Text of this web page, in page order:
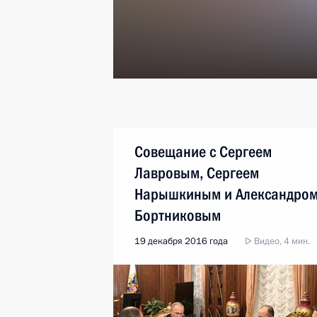
Совещание с Сергеем
Лавровым, Сергеем
Нарышкиным и
Бортниковым
19 декабря 2016 года Видео, 4 мин.